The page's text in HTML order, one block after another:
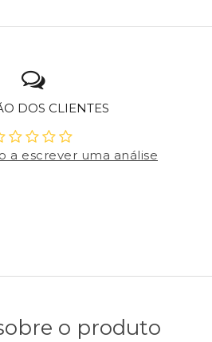
DOS CLIENTES
a escrever uma análise
o produto